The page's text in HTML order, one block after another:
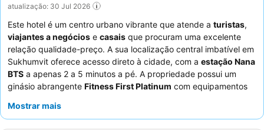
atualização: 30 Jul 2026
Este hotel é um centro urbano vibrante que atende a turistas,
viajantes a negócios e casais que procuram uma excelente
relação qualidade-preço. A sua localização central imbatível em
Sukhumvit oferece acesso direto à cidade, com a estação Nana
BTS a apenas 2 a 5 minutos a pé. A propriedade possui um
ginásio abrangente Fitness First Platinum com equipamentos
elogiam consistentemente os funcionários simpáticos e
Mostrar mais